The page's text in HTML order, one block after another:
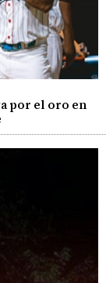
por el oro en